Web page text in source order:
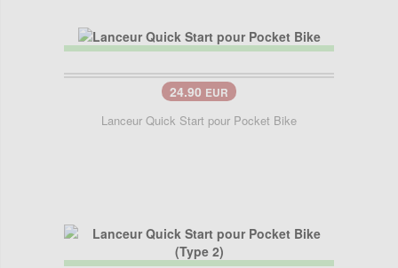
24.90 EUR
Lanceur Quick Start pour Pocket Bike